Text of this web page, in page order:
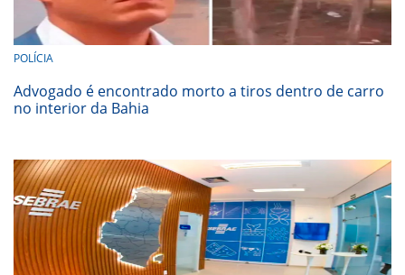
POLÍCIA
Advogado é encontrado morto a tiros dentro de carro
no interior da Bahia